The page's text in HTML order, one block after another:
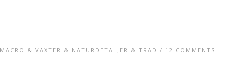
MACRO & VÄXTER & NATURDETALJER & TRÄD / 12 COMMENTS